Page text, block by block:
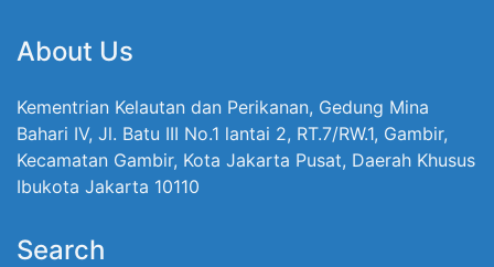
About Us
Kementrian Kelautan dan Perikanan, Gedung Mina
Bahari IV, Jl. Batu III No.1 lantai 2, RT.7/RW.1, Gambir,
Kecamatan Gambir, Kota Jakarta Pusat, Daerah Khusus
Ibukota Jakarta 10110
Search